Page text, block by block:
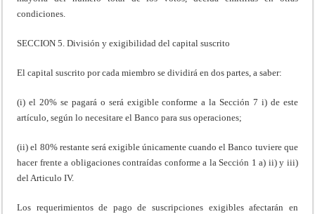
condiciones.
SECCION 5. División y exigibilidad del capital suscrito
El capital suscrito por cada miembro se dividirá en dos partes, a saber:
(i) el 20% se pagará o será exigible conforme a la Sección 7 i) de este
artículo, según lo necesitare el Banco para sus operaciones;
(ii) el 80% restante será exigible únicamente cuando el Banco tuviere que
hacer frente a obligaciones contraídas conforme a la Sección 1 a) ii) y iii)
del Articulo IV.
Los requerimientos de pago de suscripciones exigibles afectarán en